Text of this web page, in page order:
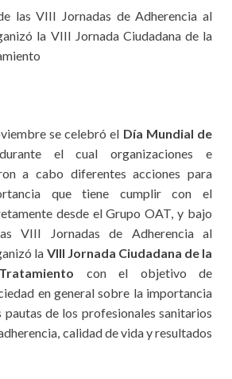
las VIII Jornadas de Adherencia al
la VIII Jornada Ciudadana de la
se celebró el Día Mundial de
el cual organizaciones e
a cabo diferentes acciones para
que tiene cumplir con el
desde el Grupo OAT, y bajo
VIII Jornadas de Adherencia al
la VIII Jornada Ciudadana de la
con el objetivo de
en general sobre la importancia
pautas de los profesionales sanitarios
calidad de vida y resultados